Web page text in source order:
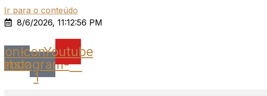
Ir para o conteúdo
8/6/2026, 11:12:56 PM
Icon-
instagram-
1
Youtube